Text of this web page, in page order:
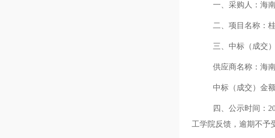
一、采购 人：海
二、项目名称：
三、中标（成交
供应商名称： 海
中标（成交）金额
四、公示时间：
工学院反馈，逾期不予